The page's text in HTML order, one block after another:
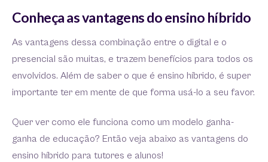
Conheça as vantagens do ensino híbrido
As vantagens dessa combinação entre o digital e o
presencial são muitas, e trazem benefícios para todos os
envolvidos. Além de saber o que é ensino híbrido, é super
importante ter em mente de que forma usá-lo a seu favor.
Quer ver como ele funciona como um modelo ganha-
ganha de educação? Então veja abaixo as vantagens do
ensino híbrido para tutores e alunos!